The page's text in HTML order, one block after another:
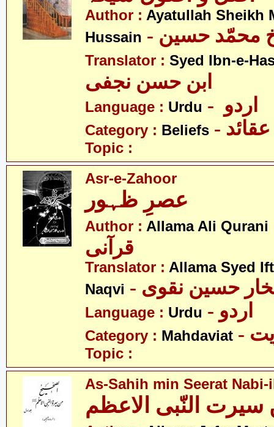
Author : Ayatullah Sheikh
Hussain
محمّد حسین
Translator : Syed Ibn-e-
ابن حسن نجفی
Language : Urdu
Category : Beliefs - عقائد
Topic :
Asr-e-Zahoor
عصرِ ظہور
Author : Allama Ali Qurani
قرآنی
Translator : Allama Syed
Naqvi
حسین نقوی
Language : Urdu - اردو
Category : Mahdaviat
Topic :
As-Sahih min Seerat Nabi-
النّبی الاعظم